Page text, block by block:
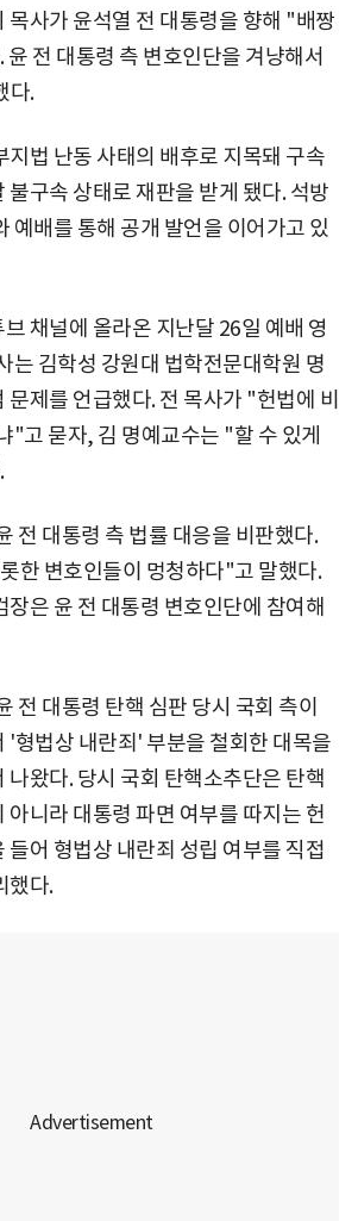
목사가 윤석열 전 대통령을 향해 "배짱
전 대통령 측 변호인단을 겨냥해서
다.
지법 난동 사태의 배후로 지목돼 구속
불구속 상태로 재판을 받게 됐다. 석방
예배를 통해 공개 발언을 이어가고 있
채널에 올라온 지난달 26일 예배 영
는 김학성 강원대 법학전문대학원 명
제를 언급했다. 전 목사가 "헌법에 비
"고 묻자, 김 명예교수는 "할 수 있게
전 대통령 측 법률 대응을 비판했다.
한 변호인들이 멍청하다"고 말했다.
장은 윤 전 대통령 변호인단에 참여해
전 대통령 탄핵 심판 당시 국회 측이
'형법상 내란죄' 부분을 철회한 대목을
나왔다. 당시 국회 탄핵소추단은 탄핵
아니라 대통령 파면 여부를 따지는 헌
들어 형법상 내란죄 성립 여부를 직접
했다.